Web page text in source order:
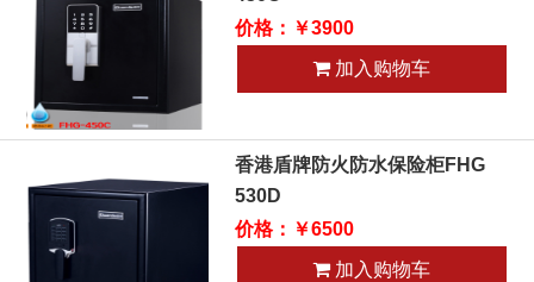
价格：￥3900
加入购物车
香港盾牌防火防水保险柜FHG
530D
价格：￥6500
加入购物车